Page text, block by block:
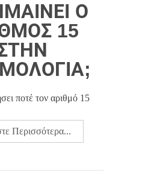
Ο
15
ποτέ τον αριθμό 15
Περισσότερα...